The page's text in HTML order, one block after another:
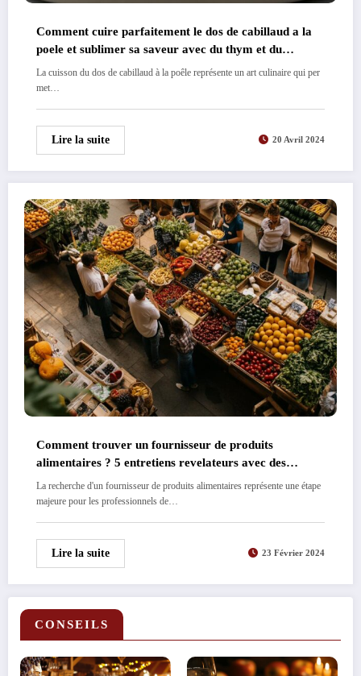
CONSEILS
Comment cuire parfaitement le dos de cabillaud a la
poele et sublimer sa saveur avec du thym et du
romarin
La cuisson du dos de cabillaud à la poêle représente un art culinaire qui per
met…
Lire la suite 20 Avril 2024
Comment trouver un fournisseur de produits
alimentaires ? 5 entretiens revelateurs avec des
grossistes experimentes
La recherche d'un fournisseur de produits alimentaires représente une étape
majeure pour les professionnels de…
Lire la suite 23 Février 2024